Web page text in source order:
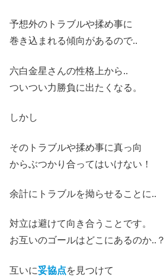
予想外のトラブルや揉め事に
巻き込まれる傾向があるので..
六白金星さんの性格上から..
ついつい力勝負に出たくなる。
しかし
そのトラブルや揉め事に真っ向
からぶつかり合ってはいけない！
余計にトラブルを拗らせることに..
対立は避けて向き合うことです。
お互いのゴールはどこにあるのか..？
互いに妥協点を見つけて